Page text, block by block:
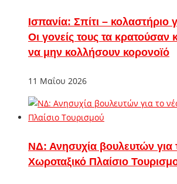
Ισπανία: Σπίτι – κολαστήριο
Οι γονείς τους τα κρατούσαν
να μην κολλήσουν κορονοϊό
11 Μαΐου 2026
ΝΔ: Ανησυχία βουλευτών για
Χωροταξικό Πλαίσιο